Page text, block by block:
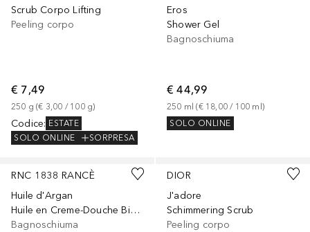
Scrub Corpo Lifting
Peeling corpo
€ 7,49
250 g (€ 3,00 / 100 g)
Codice: ESTATE
SOLO ONLINE
SORPRESA
Eros
Shower Gel
Bagnoschiuma
€ 44,99
250 ml (€ 18,00 / 100 ml)
SOLO ONLINE
RNC 1838 RANCÈ
Huile d'Argan
Huile en Creme-Douche Bio-Pluri-Active Anti-Age
Bagnoschiuma
DIOR
J'adore
Schimmering Scrub
Peeling corpo